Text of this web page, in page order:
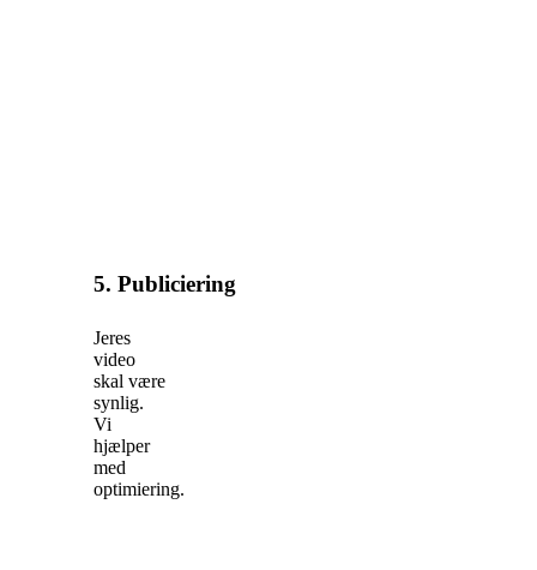
5. Publiciering
Jeres
video
skal være
synlig.
Vi
hjælper
med
optimiering.